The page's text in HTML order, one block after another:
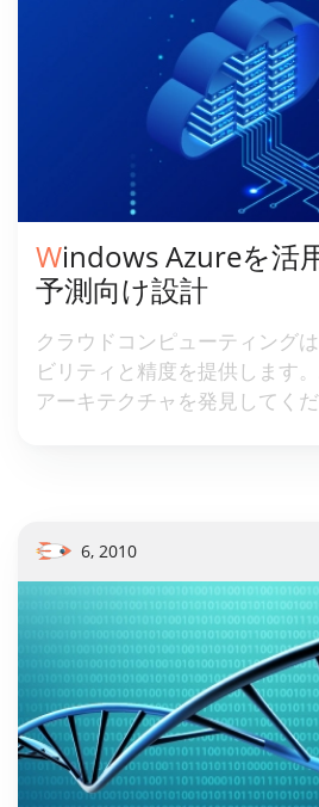
Windows Azureを活用した大規模
予測向け設計
クラウドコンピューティング
ビリティと精度を提供します
アーキテクチャを発見してくだ
6, 2010